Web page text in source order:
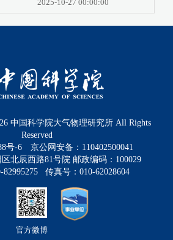
2025-10-27 00:00:00
中国科学院大气物理研究所 All Rights
Reserved
号-6
京公网安备：110402500041
北辰西路81号院 邮政编码：100029
82995275 传真号：010-62028604
官方微博